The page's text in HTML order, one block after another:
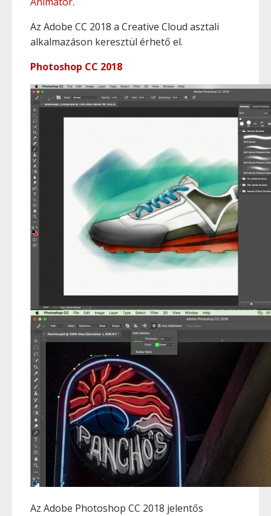
Az Adobe CC 2018 a Creative Cloud asztali
alkalmazáson keresztül érhető el.
Photoshop CC 2018
Az Adobe Photoshop CC 2018 jelentős